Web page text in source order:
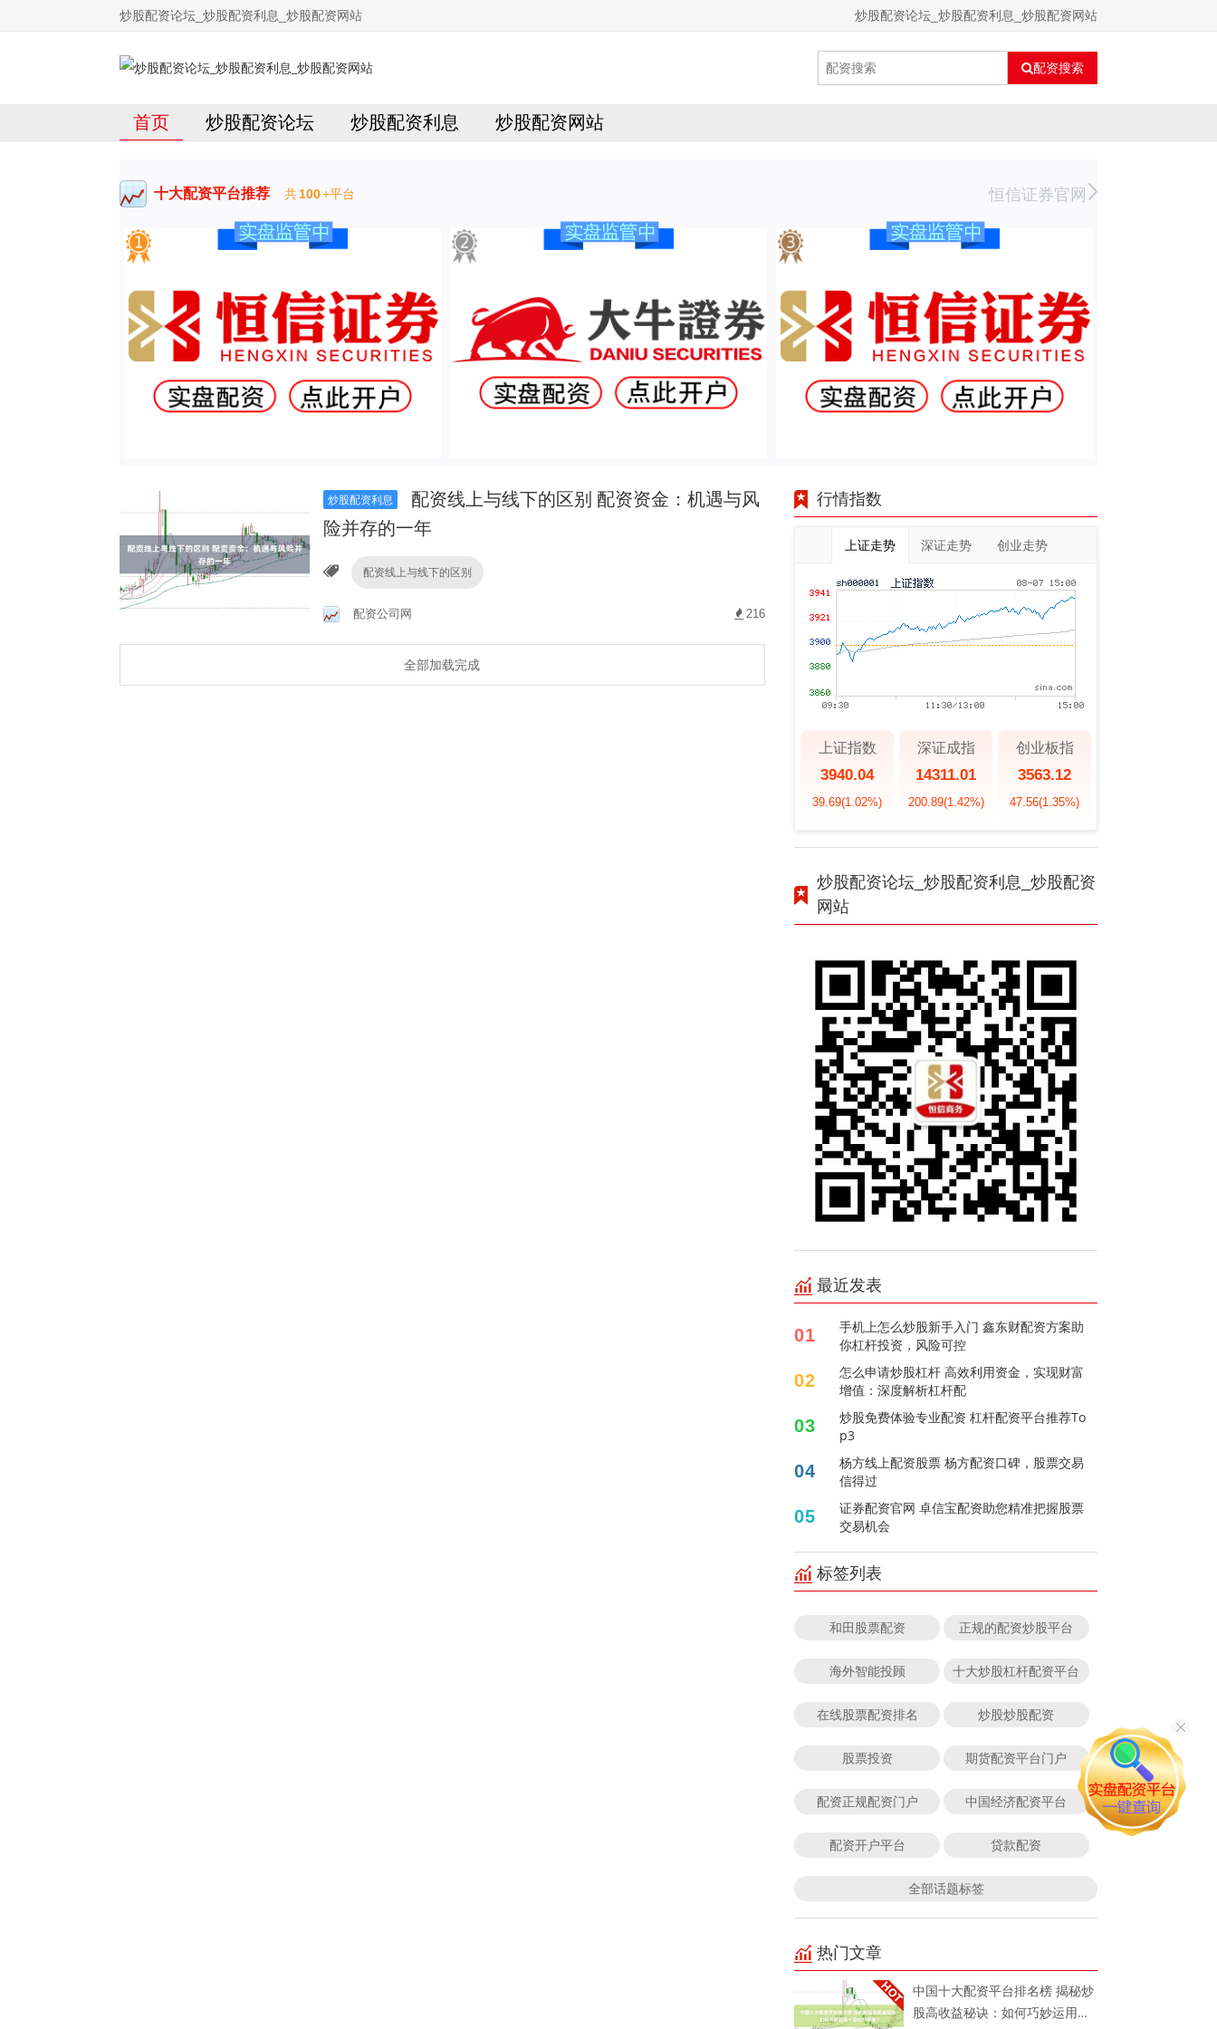
炒股配资论坛_炒股配资利息_炒股配资网站 炒股配资论坛_炒股配资利息_炒股配资网站
配资搜索
首页 炒股配资论坛 炒股配资利息 炒股配资网站
十大配资平台推荐 共100+平台 恒信证券官网
炒股配资利息
配资线上与线下的区别 配资资金：机遇与风
险并存的一年
配资线上与线下的区别
配资公司网 216
全部加载完成
行情指数
上证走势 深证走势 创业走势
上证指数
3940.04
39.69(1.02%)
深证成指
14311.01
200.89(1.42%)
创业板指
3563.12
47.56(1.35%)
炒股配资论坛_炒股配资利息_炒股配资
网站
最近发表
01
手机上怎么炒股新手入门 鑫东财配资方案助
你杠杆投资，风险可控
02
怎么申请炒股杠杆 高效利用资金，实现财富
增值：深度解析杠杆配
03
炒股免费体验专业配资 杠杆配资平台推荐To
p3
04
杨方线上配资股票 杨方配资口碑，股票交易
信得过
05
证券配资官网 卓信宝配资助您精准把握股票
交易机会
标签列表
和田股票配资 正规的配资炒股平台
海外智能投顾 十大炒股杠杆配资平台
在线股票配资排名 炒股炒股配资
股票投资 期货配资平台门户
配资正规配资门户 中国经济配资平台
配资开户平台 贷款配资
全部话题标签
热门文章
中国十大配资平台排名榜 揭秘炒
股高收益秘诀：如何巧妙运用十